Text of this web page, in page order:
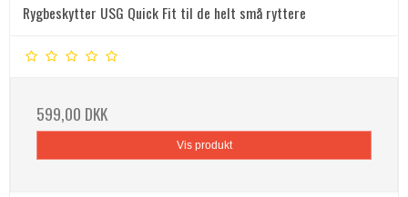
Rygbeskytter USG Quick Fit til de helt små ryttere
599,00 DKK
Vis produkt